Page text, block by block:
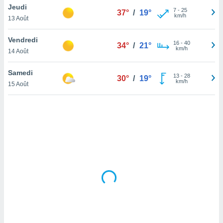
en
de
Jeudi
13 Août
37° / 19° 7- 25
km/h
Vendredi
14 Août
34° / 21° 16- 40
km/h
Samedi
15 Août
30° / 19° 13- 28
km/h